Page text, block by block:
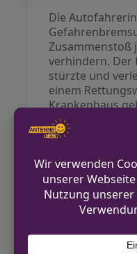
Die
Zusammenstoß
verhindern. Der
stürzte und
einem
Krankenhaus
Fahrerin blieb
Drogentest
ausfiel.
Einsatzkräften
entnommen.
Anzeige wegen